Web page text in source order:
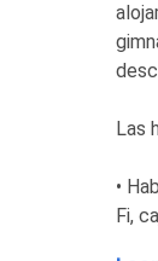
Las
•
Fi,